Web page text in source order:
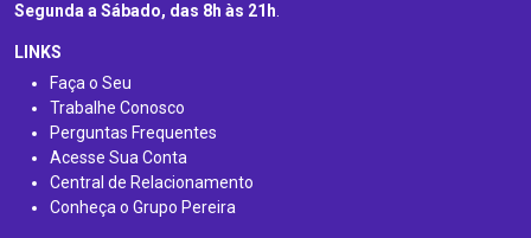
Segunda a Sábado, das 8h às 21h.
LINKS
Faça o Seu
Trabalhe Conosco
Perguntas Frequentes
Acesse Sua Conta
Central de Relacionamento
Conheça o Grupo Pereira